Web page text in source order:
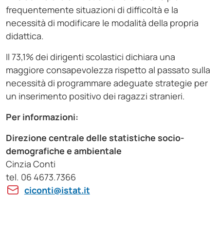
frequentemente situazioni di difficoltà e la
necessità di modificare le modalità della propria
didattica.
Il 73,1% dei dirigenti scolastici dichiara una
maggiore consapevolezza rispetto al passato sulla
necessità di programmare adeguate strategie per
un inserimento positivo dei ragazzi stranieri.
Per informazioni:
Direzione centrale delle statistiche socio-
demografiche e ambientale
Cinzia Conti
tel. 06 4673.7366
ciconti@istat.it